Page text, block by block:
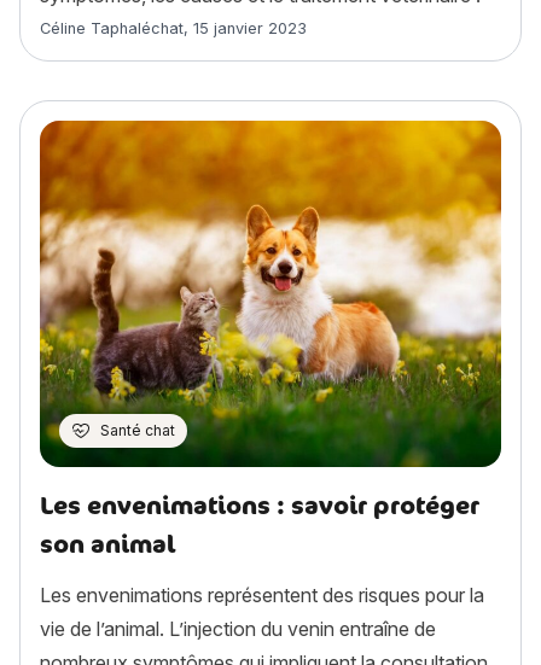
Article rédigé par
Céline Taphaléchat, 15 janvier 2023
Santé chat
Les envenimations : savoir protéger
son animal
Les envenimations représentent des risques pour la
vie de l’animal. L’injection du venin entraîne de